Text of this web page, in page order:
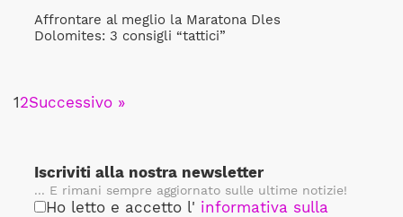
Affrontare al meglio la Maratona Dles
Dolomites: 3 consigli “tattici”
12Successivo »
Iscriviti alla nostra newsletter
... E rimani sempre aggiornato sulle ultime notizie!
Ho letto e accetto l' informativa sulla